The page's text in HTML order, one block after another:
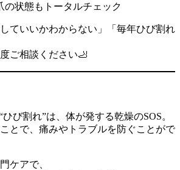
の状態もトータルチェック
ていいかわからない」「毎年ひび割れ
ご相談ください🦶
び割れ”は、体が発する乾燥のSOS。
とで、痛みやトラブルを防ぐことがで
ケアで、